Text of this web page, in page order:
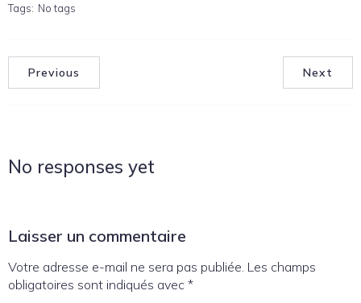
Tags: No tags
Previous Next
No responses yet
Laisser un commentaire
Votre adresse e-mail ne sera pas publiée. Les champs
obligatoires sont indiqués avec *